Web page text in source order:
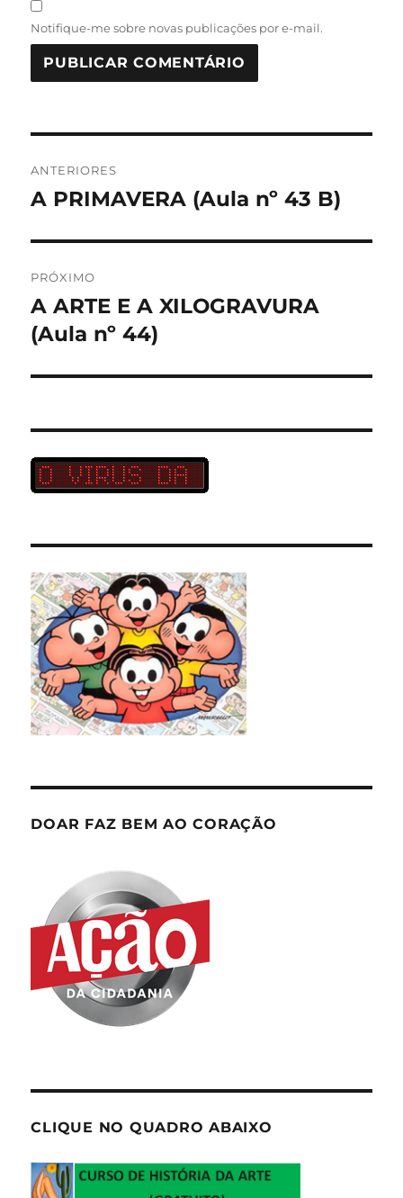
Notifique-me sobre novas publicações por e-mail.
de
ANTERIORES
Post
A PRIMAVERA (Aula nº 43 B)
PRÓXIMO
Próximo
post:
A ARTE E A XILOGRAVURA
(Aula nº 44)
DOAR FAZ BEM AO CORAÇÃO
CLIQUE NO QUADRO ABAIXO